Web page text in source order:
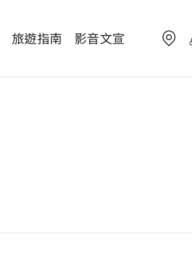
旅遊指南 影音文宣